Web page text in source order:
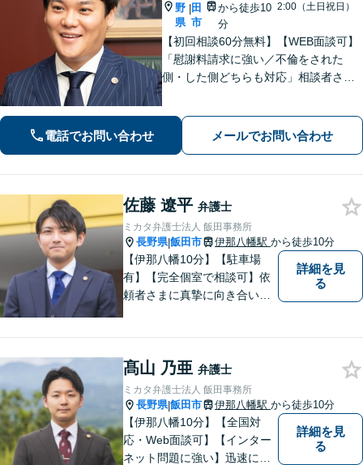
野
県
|田
市
から徒歩10
分
2:00（土日祝日）
【初回相談60分無料】【WEB面談可】
「慰謝料請求に強い／不倫をされた
側・した側どちらも対応」相談者さま
約書チェック・労務対応など企業法務
の豊富な実績」「事業承継の対応実績
電話でお問い合わせ メールでお問い合わせ
佐藤 遼平 弁護士
ミカタ弁護士法人 飯田事務所
長野県|飯田市 伊那八幡駅 から徒歩10分
【伊那八幡10分】【駐車場
有】【完全個室で相談可】依
頼者さまに真摯に向き合い、
は日本全国です。 遠方の方は
Web面談や電話でのご連絡が
可能です。
詳細を見
る
髙山 乃亜 弁護士
ミカタ弁護士法人 飯田事務所
長野県|飯田市 伊那八幡駅 から徒歩10分
【伊那八幡10分】【全国対
応・Web面談可】【インター
ネット問題に強い】迅速に対
詳細を見
る